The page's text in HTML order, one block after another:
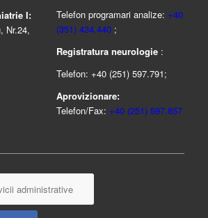
I:
Nr.24,
Telefon programari analize: +40
(351) 434.440 ;
Registratura neurologie :
Telefon: +40 (251) 597.791;
Aprovizionare:
Telefon/Fax: +40 (251) 597.857
administrative